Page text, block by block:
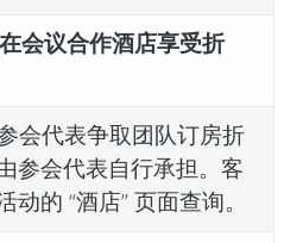
会议合作酒店享受折
会代表争取团队订房折
参会代表自行承担。客
的 “酒店” 页面查询。